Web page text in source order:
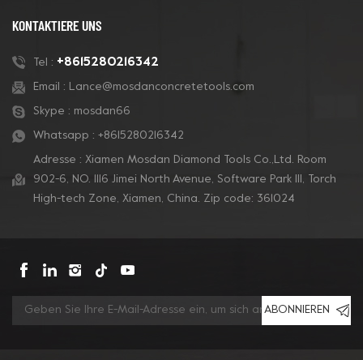
KONTAKTIERE UNS
Tel : +8615280216342
Email : Lance@mosdanconcretetools.com
Skype : mosdan66
Whatsapp : +8615280216342
Adresse : Xiamen Mosdan Diamond Tools Co.,Ltd. Room
902-6, NO. 1116 Jimei North Avenue, Software Park Ill, Torch
High-tech Zone, Xiamen, China. Zip code: 361024
ABONNIEREN